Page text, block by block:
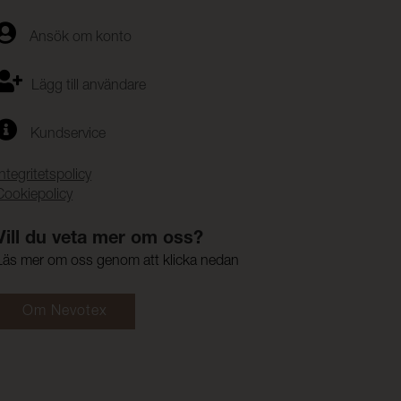
Ansök om konto
Lägg till användare
Kundservice
du veta mer om oss?
mer om oss genom att klicka nedan
Om Nevotex